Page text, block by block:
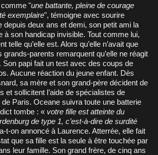
"une battante, pleine de courage
exemplaire", témoigne avec sourire
depuis deux ans et demi, son petit ami la
à son handicap invisible. Tout comme lui,
telle qu’elle est. Alors qu’elle n’avait que
parents remarquent qu’elle ne réagit
Son papi fait un test avec des coups de
Aucune réaction du jeune enfant. Dès
sa mère et son grand-père décident de
et sollicitent l’aide de spécialistes de
de Paris. Oceane suivra toute une batterie
tombe : « votre fille est atteinte du
de type 1, c’est-à-dire de surdité
t-on annoncé à Laurence. Atterrée, elle fait
que sa fille est la seule à être touchée par
leur famille. Son grand frère, de cinq ans